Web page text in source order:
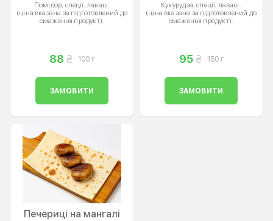
Помідор, спеції, лаваш.
(ціна вказана за підготовлений до
смаження продукт).
88 100 г
ЗАМОВИТИ
Кукурудза, спеції, лаваш.
(ціна вказана за підготовлений до
смаження продукт).
95 150 г
ЗАМОВИТИ
Печериці на мангалі